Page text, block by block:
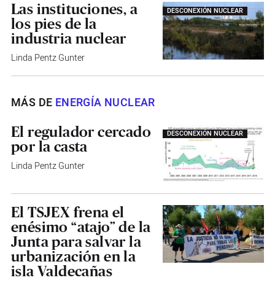
DESCONEXIÓN NUCLEAR
Las instituciones, a
los pies de la
industria nuclear
Linda Pentz Gunter
MÁS DE ENERGÍA NUCLEAR
DESCONEXIÓN NUCLEAR
El regulador cercado
por la casta
Linda Pentz Gunter
El TSJEX frena el
enésimo “atajo” de la
Junta para salvar la
urbanización en la
isla Valdecañas